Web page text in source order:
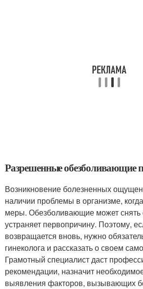
Разрешенные обезболивающие
Возникновение болезненных
наличии проблемы в организме,
меры. Обезболивающие может снять
устраняет первопричину. Поэтому,
возвращается вновь, нужно
гинеколога и рассказать о своем
Грамотный специалист даст
рекомендации, назначит
выявления факторов, вызывающих